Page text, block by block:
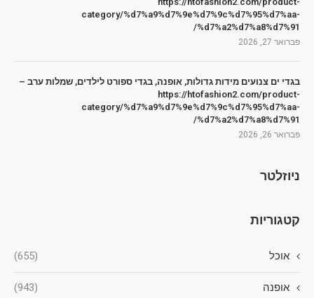
category/%d7%a9%d7%9e%d7%9c%d7%95%d7%aa-
%d7%a2%d7%a8%d7%91/
פברואר 27, 2026
בגדי ים צנועים מידות גדולות, אופנה, בגדי ספורט לילדים, שמלות ערב –
https://htofashion2.com/product-
category/%d7%a9%d7%9e%d7%9c%d7%95%d7%aa-
%d7%a2%d7%a8%d7%91/
פברואר 26, 2026
ניוזלטר
קטגוריות
אוכל (655)
אופנה (943)